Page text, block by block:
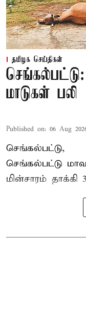
தமிழக செய்திகள்
செங்கல்பட்டு:
மாடுகள் பலி
Published on: 06 Aug
செங்கல்பட்டு,
செங்கல்பட்டு
மின்சாரம் தாக்கி